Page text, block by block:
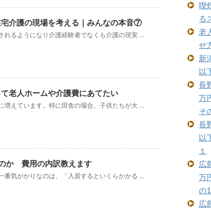
介護の現場を考える｜みんなの本音⑦
るようになり介護経験者でなくも介護の現実 ...
老人ホームや介護費にあてたい
えています。特に田舎の場合、子供たちが大 ...
か 費用の内訳教えます
気がかりなのは、「入居するといくらかかる ...
喫
る
老
せ
新
以
長
万
そ
長
以
１
広
万
の1
広